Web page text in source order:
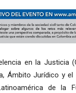
en la Justicia
Ámbito Jurídico y el
de la